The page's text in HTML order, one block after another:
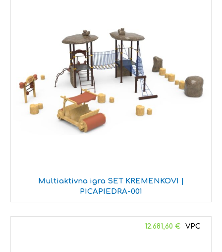
Multiaktivna igra SET KREMENKOVI |
PICAPIEDRA-001
12.681,60 €